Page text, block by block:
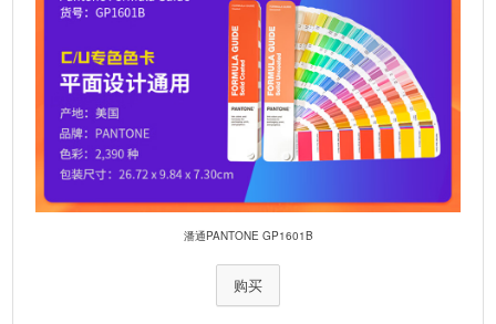
潘通PANTONE GP1601B
购买